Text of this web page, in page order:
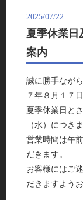
2025/07/22
夏季休業日
案内
誠に勝手なが
７年８月１７
夏季休業日と
（水）につき
営業時間は午
だきます。
お客様にはご
だきますよう